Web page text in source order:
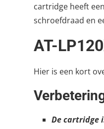
cartridge heeft
schroefdraad en
AT-
Hier is een kort
De cartridge